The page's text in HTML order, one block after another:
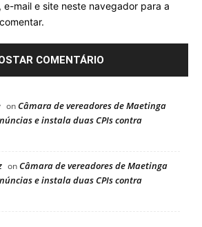
e-mail e site neste navegador para a
onCâmara de vereadores de Maetinga
e instala duas CPIs contra
onCâmara de vereadores de Maetinga
e instala duas CPIs contra